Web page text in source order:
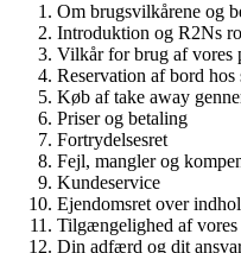
Om brugsvilkårene og
Introduktion og R2Ns
Vilkår for brug af vores
Reservation af bord hos
Køb af take away
Priser og betaling
Fortrydelsesret
Fejl, mangler og
Kundeservice
Ejendomsret over
Tilgængelighed af
Din adfærd og dit